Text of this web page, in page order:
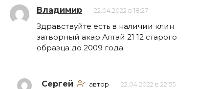
Владимир 22.04.2022 в 18:27
Здравствуйте есть в наличии клин
затворный акар Алтай 21 12 старого
образца до 2009 года
Сергей автор 22.04.2022 в 22:55